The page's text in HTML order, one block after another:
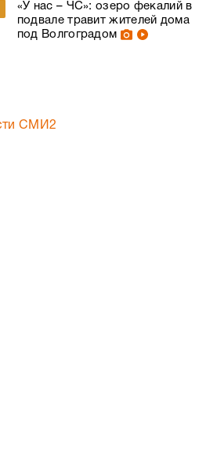
«У нас – ЧС»: озеро фекалий в
подвале травит жителей дома
под Волгоградом
СМИ2